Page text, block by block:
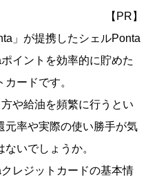
【PR】
」が提携したシェルPonta
イントを効率的に貯めた
ードです。
や給油を頻繁に行うとい
元率や実際の使い勝手が気
いでしょうか。
レジットカードの基本情